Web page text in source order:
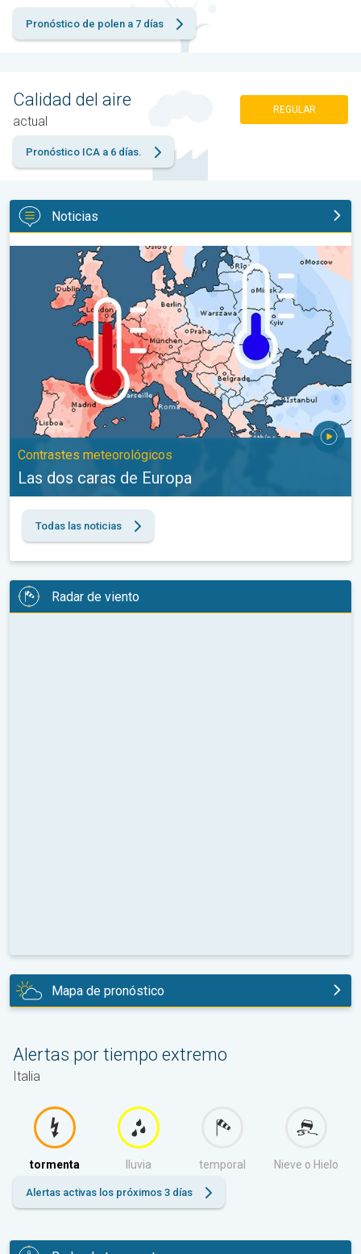
Pronóstico de polen a 7 días
Calidad del aire
actual
REGULAR
Pronóstico ICA a 6 días.
Noticias
Las dos caras de Europa. Contrastes meteorológicos. . .
Contrastes meteorológicos
Las dos caras de Europa
Todas las noticias
Radar de viento
Mapa de pronóstico
Alertas por tiempo extremo
Italia
tormenta lluvia temporal Nieve o Hielo
Alertas activas los próximos 3 días